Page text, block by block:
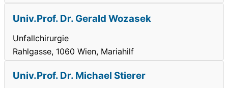
Univ.Prof. Dr. Gerald Wozasek
Unfallchirurgie
Rahlgasse, 1060 Wien, Mariahilf
Univ.Prof. Dr. Michael Stierer